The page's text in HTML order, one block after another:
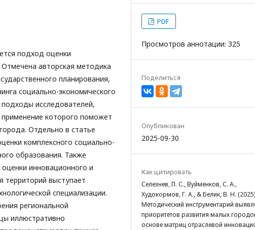
подход оценки
авторская методика
планирования,
социально-экономического
исследователей,
которого поможет
Отдельно в статье
комплексного социально-
образования. Также
инновационного и
территорий выступает
специализации.
региональной
иллюстративно
PDF
Просмотров аннотации: 325
Поделиться
Опубликован
2025-09-30
Как цитировать
Селезнев, П. С., Вуйменков, С. А.,
Худокормов, Г. А., & Белик, В. Н.
Методический инструментарий
приоритетов развития малых
основе матриц отраслевой